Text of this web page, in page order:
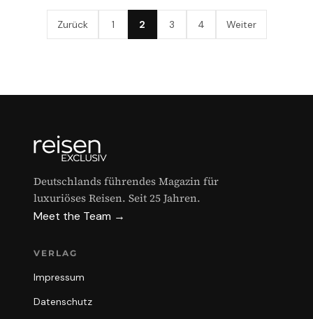
Zurück 1 2 3 4 Weiter
Deutschlands führendes Magazin für
luxuriöses Reisen. Seit 25 Jahren.
Meet the Team →
VERLAG
Impressum
Datenschutz